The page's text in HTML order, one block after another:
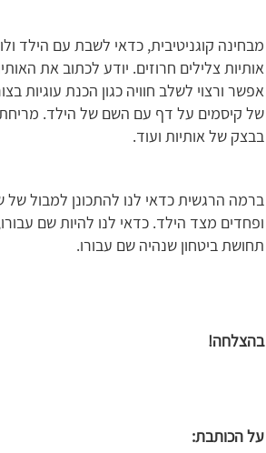
מבחינה קוגניטיבית, כדאי לשבת עם הילד
אותיות צלילים חרוזים. יודע לכתוב את
אפשר ורצוי לשלב חוויה כגון הכנת עוגיות
של קיסמים על דף עם השם של הילד. מריחת
בבצק של אותיות ועוד.
ברמה הרגשית כדאי לנו להתכונן למבול
ופחדים מצד הילד. כדאי לנו להיות שם
תחושת ביטחון שנהיה שם עבורו.
בהצלחה!
על הכותבת: